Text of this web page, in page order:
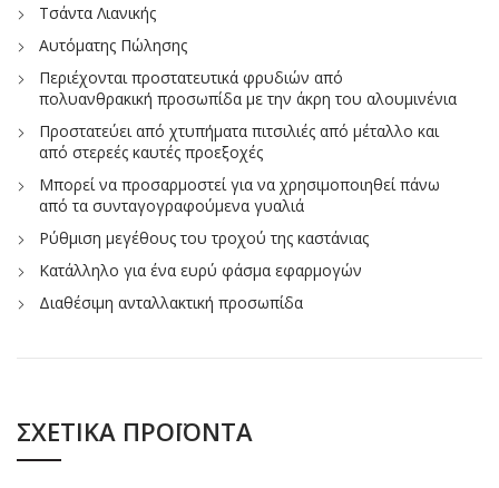
Τσάντα Λιανικής
Αυτόματης Πώλησης
Περιέχονται προστατευτικά φρυδιών από
πολυανθρακική προσωπίδα με την άκρη του αλουμινένια
Προστατεύει από χτυπήματα πιτσιλιές από μέταλλο και
από στερεές καυτές προεξοχές
Μπορεί να προσαρμοστεί για να χρησιμοποιηθεί πάνω
από τα συνταγογραφούμενα γυαλιά
Ρύθμιση μεγέθους του τροχού της καστάνιας
Κατάλληλο για ένα ευρύ φάσμα εφαρμογών
Διαθέσιμη ανταλλακτική προσωπίδα
ΣΧΕΤΙΚΆ ΠΡΟΪΌΝΤΑ